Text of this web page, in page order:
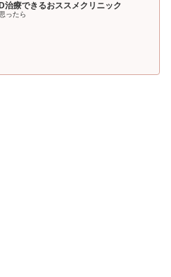
治療できるおススメクリニック
ったら